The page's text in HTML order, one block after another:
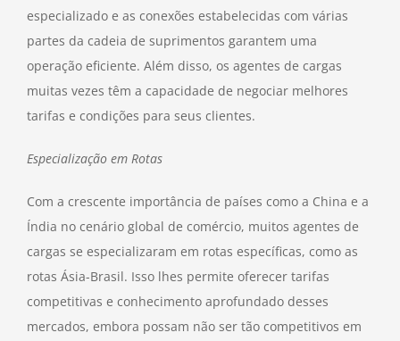
especializado e as conexões estabelecidas com várias
partes da cadeia de suprimentos garantem uma
operação eficiente. Além disso, os agentes de cargas
muitas vezes têm a capacidade de negociar melhores
tarifas e condições para seus clientes.
Especialização em Rotas
Com a crescente importância de países como a China e a
Índia no cenário global de comércio, muitos agentes de
cargas se especializaram em rotas específicas, como as
rotas Ásia-Brasil. Isso lhes permite oferecer tarifas
competitivas e conhecimento aprofundado desses
mercados, embora possam não ser tão competitivos em